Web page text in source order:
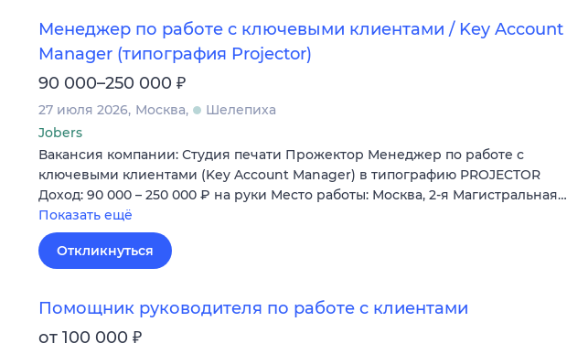
Менеджер по работе с ключевыми клиентами / Key Account
Manager (типография Projector)
90 000–250 000 ₽
27 июля 2026 Москва
Шелепиха
Jobers
Вакансия компании: Студия печати Прожектор Менеджер по работе с
ключевыми клиентами (Key Account Manager) в типографию PROJECTOR
Доход: 90 000 – 250 000 ₽ на руки Место работы: Москва, 2-я Магистральная…
Показать ещё
Откликнуться
Помощник руководителя по работе с клиентами
от 100 000 ₽